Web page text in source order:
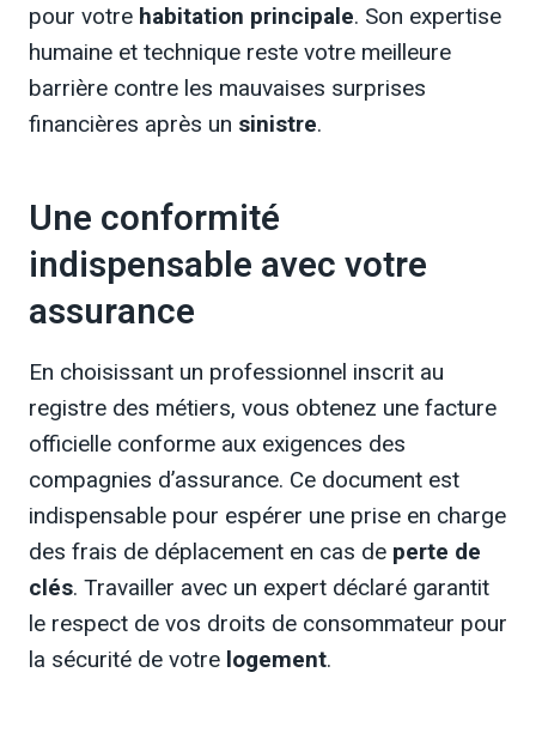
pour votre habitation principale. Son expertise
humaine et technique reste votre meilleure
barrière contre les mauvaises surprises
financières après un sinistre.
Une conformité
indispensable avec votre
assurance
En choisissant un professionnel inscrit au
registre des métiers, vous obtenez une facture
officielle conforme aux exigences des
compagnies d’assurance. Ce document est
indispensable pour espérer une prise en charge
des frais de déplacement en cas de perte de
clés. Travailler avec un expert déclaré garantit
le respect de vos droits de consommateur pour
la sécurité de votre logement.